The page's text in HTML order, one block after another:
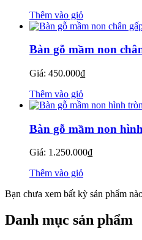
Thêm vào giỏ
Bàn gỗ mầm non
Giá: 450.000₫
Thêm vào giỏ
Bàn gỗ mầm non
Giá: 1.250.000₫
Thêm vào giỏ
Bạn chưa xem bất kỳ sản phẩm
Danh mục sản phẩm